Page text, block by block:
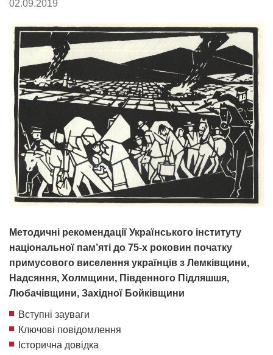
02.09.2019
Методичні рекомендації Українського інституту
національної пам’яті до 75-х роковин початку
примусового виселення українців з Лемківщини,
Надсяння, Холмщини, Південного Підляшшя,
Любачівщини, Західної Бойківщини
Вступні зауваги
Ключові повідомлення
Історична довідка